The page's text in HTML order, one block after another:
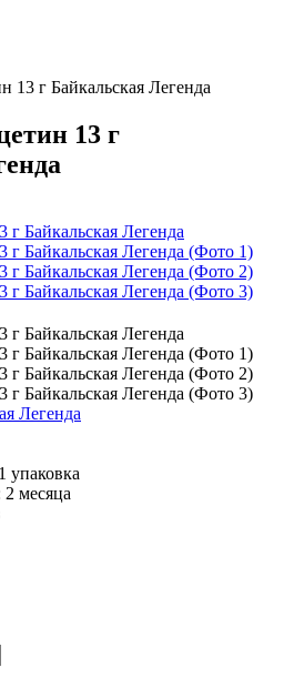
13 г Байкальская Легенда
13 г
Легенда
1 упаковка
2 месяца